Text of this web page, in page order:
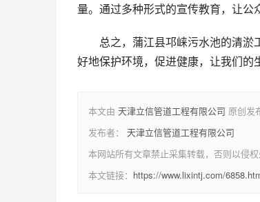
量。通过多种形式的宣传教育，让公
总之，蒲江县邛崃污水池的清
好地保护环境，促进健康，让我们的
本文由 天津立信管道工程有限公司 原创发
发布者： 天津立信管道工程有限公司
本网站所有文章禁止采集转载，否则以侵权
本文链接： https://www.lixintj.com/